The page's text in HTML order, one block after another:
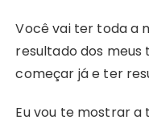
Você vai ter toda a
resultado dos meus
começar já e ter
Eu vou te mostrar